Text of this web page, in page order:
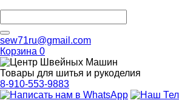
sew71ru@gmail.com
Корзина 0
Товары для шитья и рукоделия
8-910-553-9883